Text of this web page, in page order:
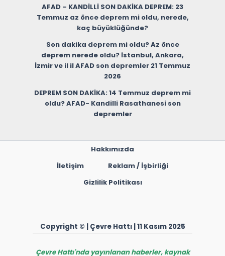
AFAD – KANDİLLİ SON DAKİKA DEPREM: 23
Temmuz az önce deprem mi oldu, nerede,
kaç büyüklüğünde?
Son dakika deprem mi oldu? Az önce
deprem nerede oldu? İstanbul, Ankara,
İzmir ve il il AFAD son depremler 21 Temmuz
2026
DEPREM SON DAKİKA: 14 Temmuz deprem mi
oldu? AFAD- Kandilli Rasathanesi son
depremler
Hakkımızda
İletişim
Reklam / İşbirliği
Gizlilik Politikası
Copyright © | Çevre Hattı | 11 Kasım 2025
Çevre Hattı'nda yayınlanan haberler, kaynak